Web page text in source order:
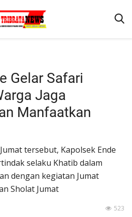
Gelar Safari
Jaga
Manfaatkan
tersebut, Kapolsek Ende
selaku Khatib dalam
dengan kegiatan Jumat
Sholat Jumat
523